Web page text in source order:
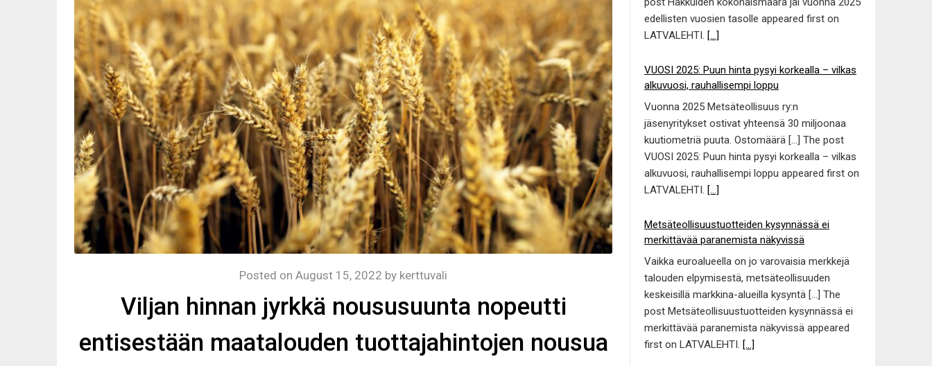
Viljan hinnan jyrkkä noususuunta nopeutti
entisestään maatalouden tuottajahintojen nousua
Posted on August 15, 2022 by kerttuvali
edellisten vuosien tasolle appeared first on
LATVALEHTI. [...]
VUOSI 2025: Puun hinta pysyi korkealla – vilkas
alkuvuosi, rauhallisempi loppu
Vuonna 2025 Metsäteollisuus ry:n
jäsenyritykset ostivat yhteensä 30 miljoonaa
kuutiometriä puuta. Ostomäärä […] The post
VUOSI 2025: Puun hinta pysyi korkealla – vilkas
alkuvuosi, rauhallisempi loppu appeared first on
LATVALEHTI. [...]
Metsäteollisuustuotteiden kysynnässä ei
merkittävää paranemista näkyvissä
Vaikka euroalueella on jo varovaisia merkkejä
talouden elpymisestä, metsäteollisuuden
keskeisillä markkina-alueilla kysyntä […] The
post Metsäteollisuustuotteiden kysynnässä ei
merkittävää paranemista näkyvissä appeared
first on LATVALEHTI. [...]